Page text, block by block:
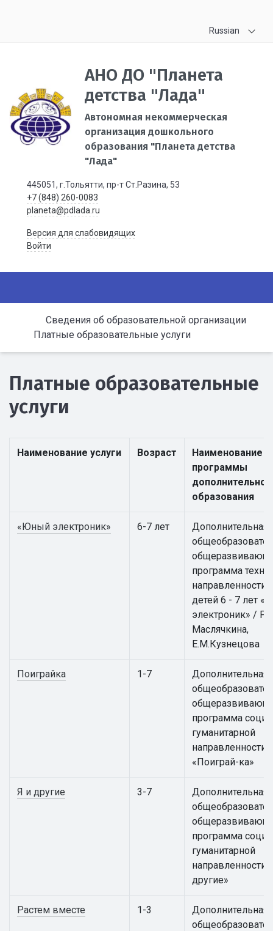
Russian
АНО ДО "Планета
детства "Лада"
Автономная некоммерческая
организация дошкольного
образования "Планета детства
"Лада"
445051, г.Тольятти, пр-т Ст.Разина, 53
+7 (848) 260-0083
planeta@pdlada.ru
Версия для слабовидящих
Войти
Сведения об образовательной организации
Платные образовательные услуги
Платные образовательные
услуги
Наименование услуги Возраст
Наименование
программы
образования
«Юный электроник» 6-7 лет
Дополнительная
программа
направленности
детей 6 - 7 лет
электроник» /
Маслячкина,
Е.М.Кузнецова
Поиграйка 1-7
Дополнительная
программа
гуманитарной
направленности
«Поиграй-ка»
Я и другие 3-7
Дополнительная
программа
гуманитарной
направленности
другие»
Растем вместе 1-3
Дополнительная